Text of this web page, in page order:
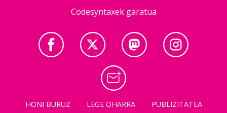
Codesyntaxek garatua
HONI BURUZ LEGE OHARRA
PUBLIZITATEA